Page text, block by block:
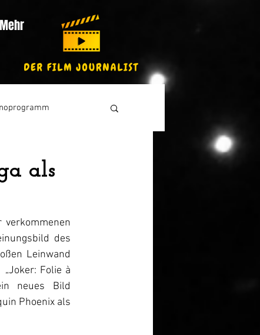
Mehr
als
des
Leinwand
Folie à
neues Bild
Phoenix als